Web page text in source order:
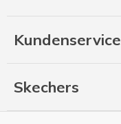
Kundenservice
Skechers